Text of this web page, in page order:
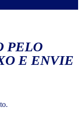
PELO
E ENVIE